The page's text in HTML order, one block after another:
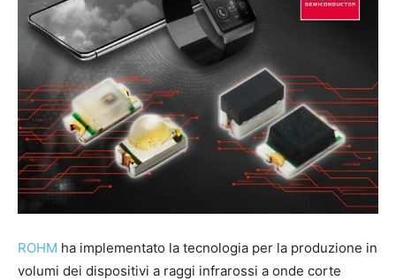
ROHM ha implementato la tecnologia per la produzione in
volumi dei dispositivi a raggi infrarossi a onde corte